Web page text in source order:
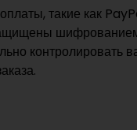
такие как
контролировать